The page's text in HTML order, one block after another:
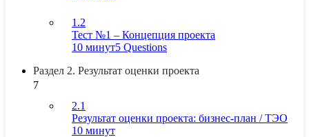
1.2
Тест №1 – Концепция проекта
10 минут5 Questions
Раздел 2. Результат оценки проекта
7
2.1
Результат оценки проекта: бизнес-план / ТЭО
10 минут